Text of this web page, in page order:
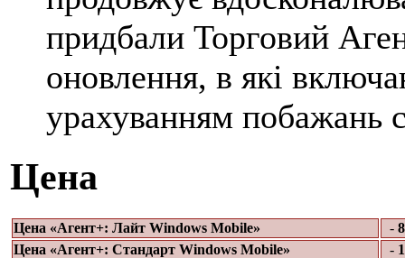
придбали Торговий
оновлення, в які
урахуванням побажань
Цена
Цена «Агент+: Лайт Windows Mobile» -
Цена «Агент+: Стандарт Windows Mobile» -